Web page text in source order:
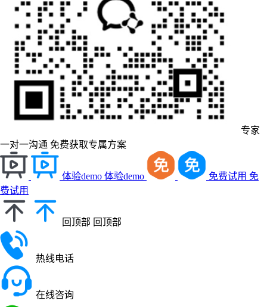
专家
一对一沟通 免费获取专属方案
体验demo 体验demo 免费试用 免
费试用
回顶部 回顶部
热线电话
在线咨询